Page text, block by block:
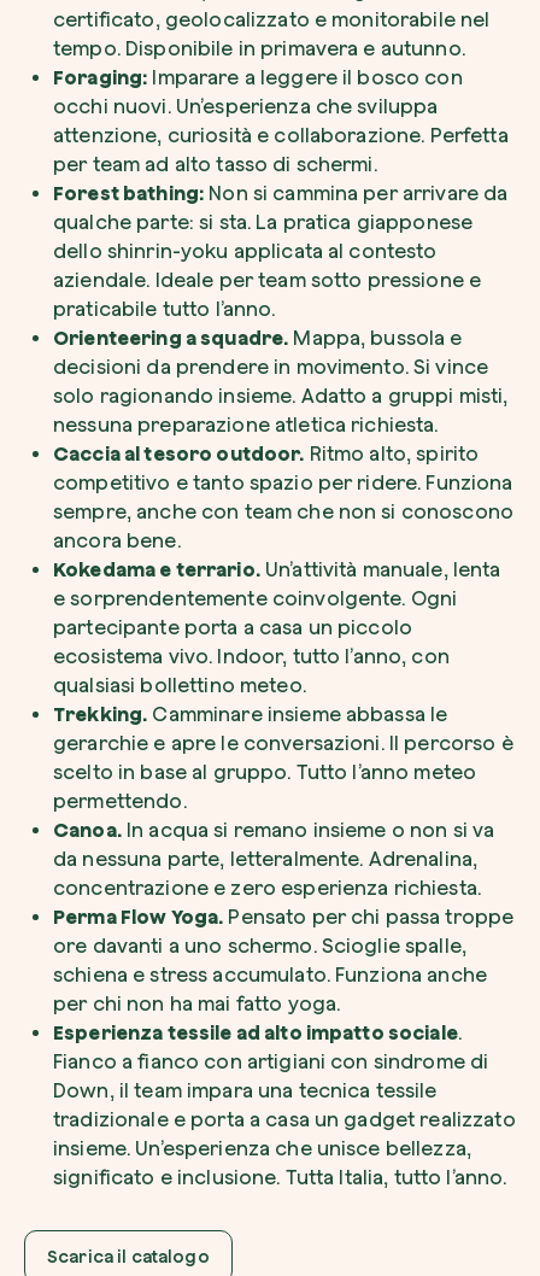
certificato, geolocalizzato e monitorabile nel
tempo. Disponibile in primavera e autunno.
Foraging: Imparare a leggere il bosco con
occhi nuovi. Un’esperienza che sviluppa
attenzione, curiosità e collaborazione. Perfetta
per team ad alto tasso di schermi.
Forest bathing: Non si cammina per arrivare da
qualche parte: si sta. La pratica giapponese
dello shinrin-yoku applicata al contesto
aziendale. Ideale per team sotto pressione e
praticabile tutto l’anno.
Orienteering a squadre. Mappa, bussola e
decisioni da prendere in movimento. Si vince
solo ragionando insieme. Adatto a gruppi misti,
nessuna preparazione atletica richiesta.
Caccia al tesoro outdoor. Ritmo alto, spirito
competitivo e tanto spazio per ridere. Funziona
sempre, anche con team che non si conoscono
ancora bene.
Kokedama e terrario.Un’attività manuale, lenta
e sorprendentemente coinvolgente. Ogni
partecipante porta a casa un piccolo
ecosistema vivo. Indoor, tutto l’anno, con
qualsiasi bollettino meteo.
Trekking. Camminare insieme abbassa le
gerarchie e apre le conversazioni. Il percorso è
scelto in base al gruppo. Tutto l’anno meteo
permettendo.
Canoa.In acqua si remano insieme o non si va
da nessuna parte, letteralmente. Adrenalina,
concentrazione e zero esperienza richiesta.
Perma Flow Yoga. Pensato per chi passa troppe
ore davanti a uno schermo. Scioglie spalle,
schiena e stress accumulato. Funziona anche
per chi non ha mai fatto yoga.
Esperienza tessile ad alto impatto sociale.
Fianco a fianco con artigiani con sindrome di
Down, il team impara una tecnica tessile
tradizionale e porta a casa un gadget realizzato
insieme. Un’esperienza che unisce bellezza,
significato e inclusione. Tutta Italia, tutto l’anno.
Scarica il catalogo